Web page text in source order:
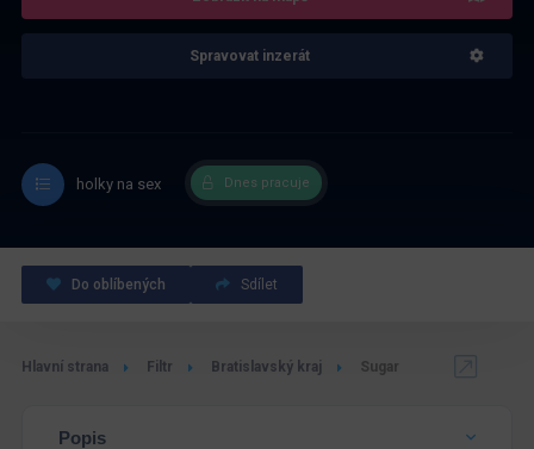
Spravovat inzerát
holky na sex Dnes pracuje
Do oblíbených Sdílet
Hlavní strana Filtr Bratislavský kraj Sugar
Popis